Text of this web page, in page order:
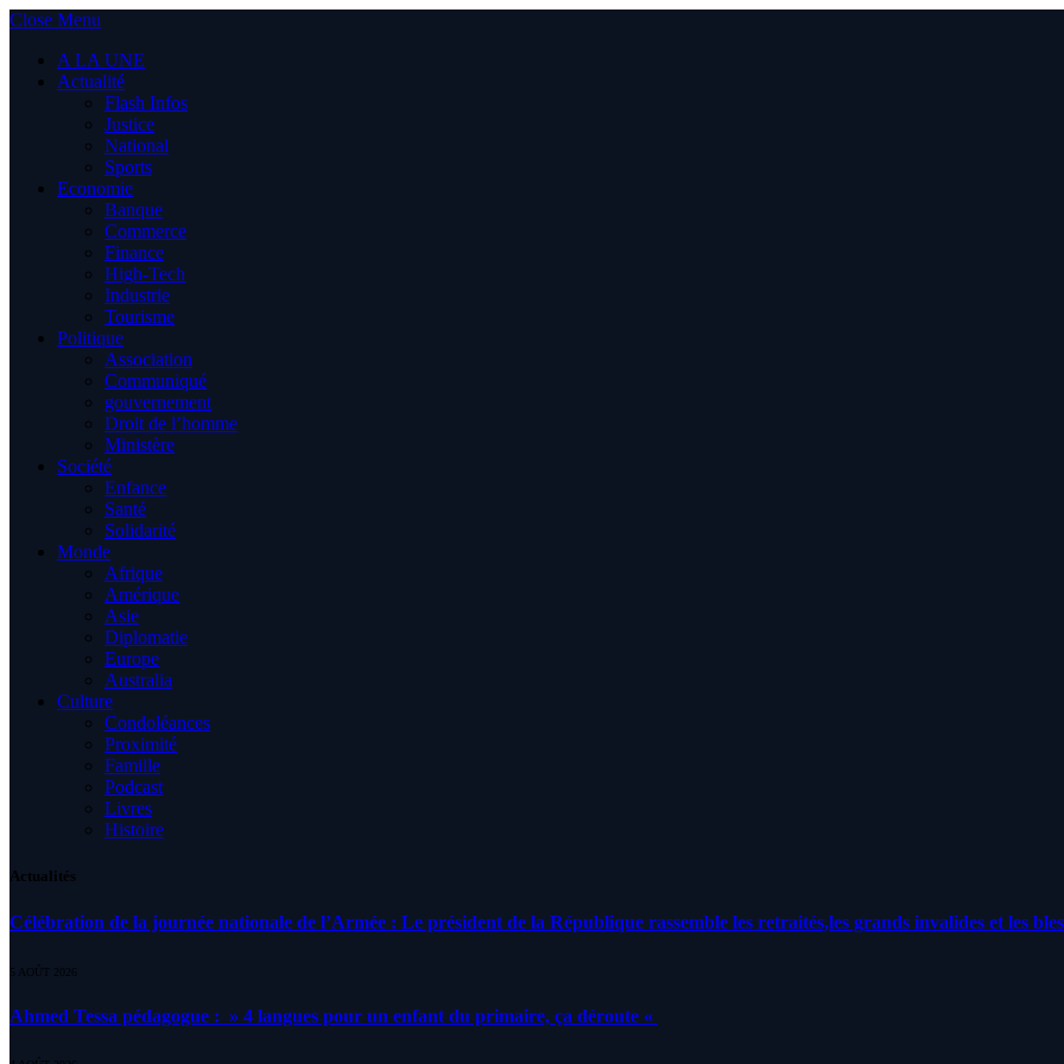
Close Menu
A LA UNE
Actualité
Flash Infos
Justice
National
Sports
Economie
Banque
Commerce
Finance
High-Tech
Industrie
Tourisme
Politique
Association
Communiqué
gouvernement
Droit de l’homme
Ministère
Société
Enfance
Santé
Solidarité
Monde
Afrique
Amérique
Asie
Diplomatie
Europe
Australia
Culture
Condoléances
Proximité
Famille
Podcast
Livres
Histoire
Actualités
Célébration de la journée nationale de l’Armée : Le président de la République rassemble les retraités,les grands invalides et les
5 AOÛT 2026
Ahmed Tessa pédagogue : » 4 langues pour un enfant du primaire, ça déroute «